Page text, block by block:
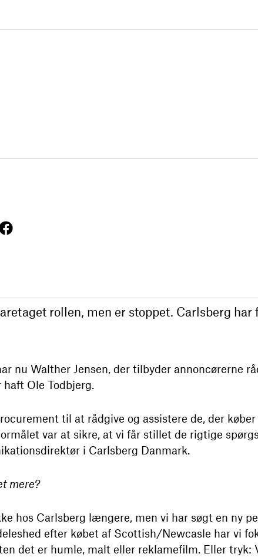
rollen, men er stoppet. Carlsberg har
nu Walther Jensen, der tilbyder annoncørerne
Ole Todbjerg.
til at rådgive og assistere de, der
var at sikre, at vi får stillet de rigtige
i Carlsberg Danmark.
mere?
hos Carlsberg længere, men vi har søgt en ny
efter købet af Scottish/Newcasle har vi
det er humle, malt eller reklamefilm. Eller tryk: